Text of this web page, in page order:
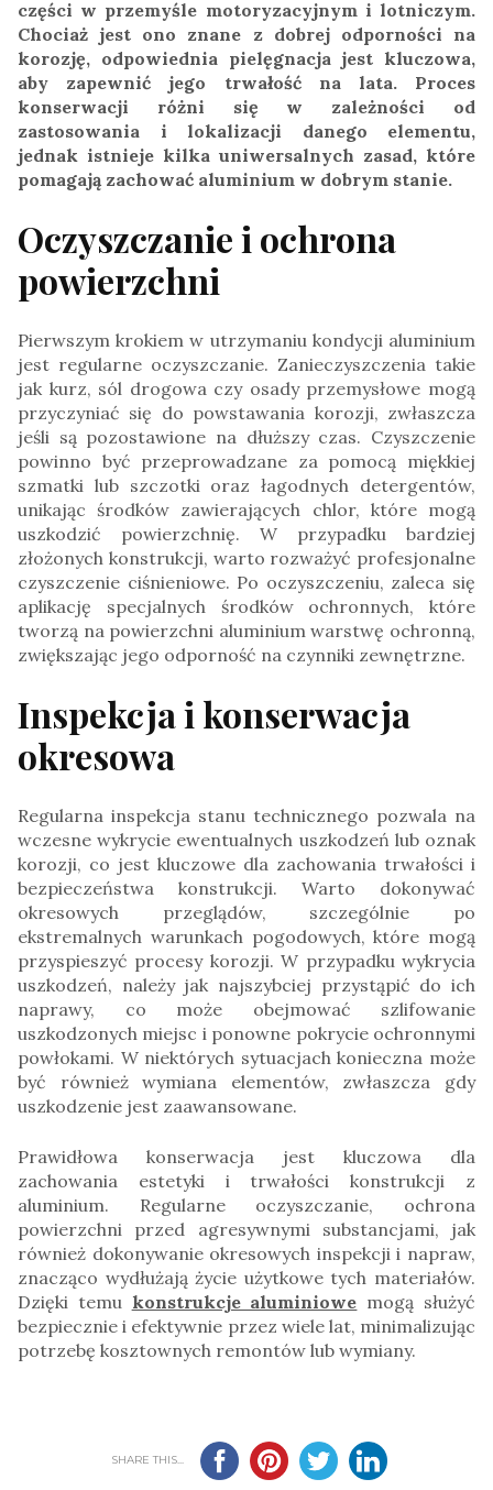
części w przemyśle motoryzacyjnym i lotniczym.
Chociaż jest ono znane z dobrej odporności na
korozję, odpowiednia pielęgnacja jest kluczowa,
aby zapewnić jego trwałość na lata. Proces
konserwacji różni się w zależności od
zastosowania i lokalizacji danego elementu,
jednak istnieje kilka uniwersalnych zasad, które
pomagają zachować aluminium w dobrym stanie.
Oczyszczanie i ochrona
powierzchni
Pierwszym krokiem w utrzymaniu kondycji aluminium
jest regularne oczyszczanie. Zanieczyszczenia takie
jak kurz, sól drogowa czy osady przemysłowe mogą
przyczyniać się do powstawania korozji, zwłaszcza
jeśli są pozostawione na dłuższy czas. Czyszczenie
powinno być przeprowadzane za pomocą miękkiej
szmatki lub szczotki oraz łagodnych detergentów,
unikając środków zawierających chlor, które mogą
uszkodzić powierzchnię. W przypadku bardziej
złożonych konstrukcji, warto rozważyć profesjonalne
czyszczenie ciśnieniowe. Po oczyszczeniu, zaleca się
aplikację specjalnych środków ochronnych, które
tworzą na powierzchni aluminium warstwę ochronną,
zwiększając jego odporność na czynniki zewnętrzne.
Inspekcja i konserwacja
okresowa
Regularna inspekcja stanu technicznego pozwala na
wczesne wykrycie ewentualnych uszkodzeń lub oznak
korozji, co jest kluczowe dla zachowania trwałości i
bezpieczeństwa konstrukcji. Warto dokonywać
okresowych przeglądów, szczególnie po
ekstremalnych warunkach pogodowych, które mogą
przyspieszyć procesy korozji. W przypadku wykrycia
uszkodzeń, należy jak najszybciej przystąpić do ich
naprawy, co może obejmować szlifowanie
uszkodzonych miejsc i ponowne pokrycie ochronnymi
powłokami. W niektórych sytuacjach konieczna może
być również wymiana elementów, zwłaszcza gdy
uszkodzenie jest zaawansowane.
Prawidłowa konserwacja jest kluczowa dla
zachowania estetyki i trwałości konstrukcji z
aluminium. Regularne oczyszczanie, ochrona
powierzchni przed agresywnymi substancjami, jak
również dokonywanie okresowych inspekcji i napraw,
znacząco wydłużają życie użytkowe tych materiałów.
Dzięki temu konstrukcje aluminiowe mogą służyć
bezpiecznie i efektywnie przez wiele lat, minimalizując
potrzebę kosztownych remontów lub wymiany.
SHARE THIS...